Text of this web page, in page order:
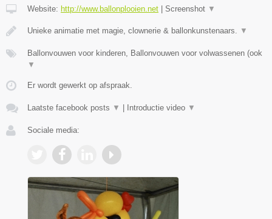
Website: http://www.ballonplooien.net Screenshot ▼
Unieke animatie met magie, clownerie & ballonkunstenaars. ▼
Ballonvouwen voor kinderen, Ballonvouwen voor volwassenen (ook
▼
Er wordt gewerkt op afspraak.
Laatste facebook posts ▼ Introductie video ▼
Sociale media: